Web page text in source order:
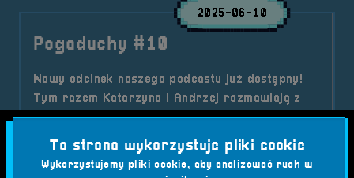
2025-06-10
Pogaduchy #10
Nowy odcinek naszego podcastu już dostępny!
Tym razem Katarzyna i Andrzej rozmawiają z
Kacprem Kobusem z MKwadrat Podcast.
Tematów nie brakuje – od wspomnień z dawnych
sesji RPG po przedsmak RetroSfery 2025.
Ta strona wykorzystuje pliki cookie
Wykorzystujemy pliki cookie, aby analizować ruch w